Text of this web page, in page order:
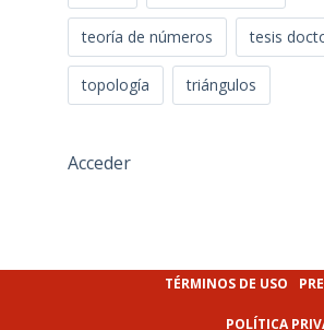
teoría de números tesis
topología triángulos
Acceder
TÉRMINOS DE USO
POLÍTICA